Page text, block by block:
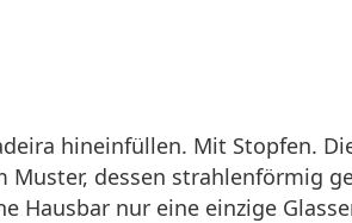
hineinfüllen. Mit Stopfen.
dessen strahlenförmig
Hausbar nur eine einzige